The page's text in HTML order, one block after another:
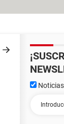
Noticias